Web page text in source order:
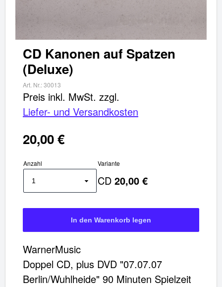
CD Kanonen auf Spatzen
(Deluxe)
Art. Nr.:30013
Preis inkl. MwSt. zzgl.
Liefer- und Versandkosten
20,00 €
Anzahl Variante
CD 20,00 €
WarnerMusic
Doppel CD, plus DVD "07.07.07
Berlin/Wuhlheide" 90 Minuten Spielzeit
Dein Warenkorb ist für Sekunden reserviert.
Artikel im Warenkorb
Warenkorb ansehen